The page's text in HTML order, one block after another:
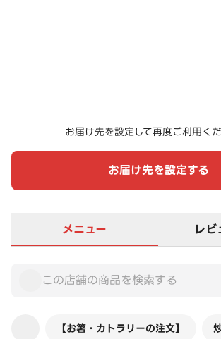
お届け先を設定して再度ご利用くだ
お届け先を設定する
メニュー レビ
【お箸・カトラリーの注文】